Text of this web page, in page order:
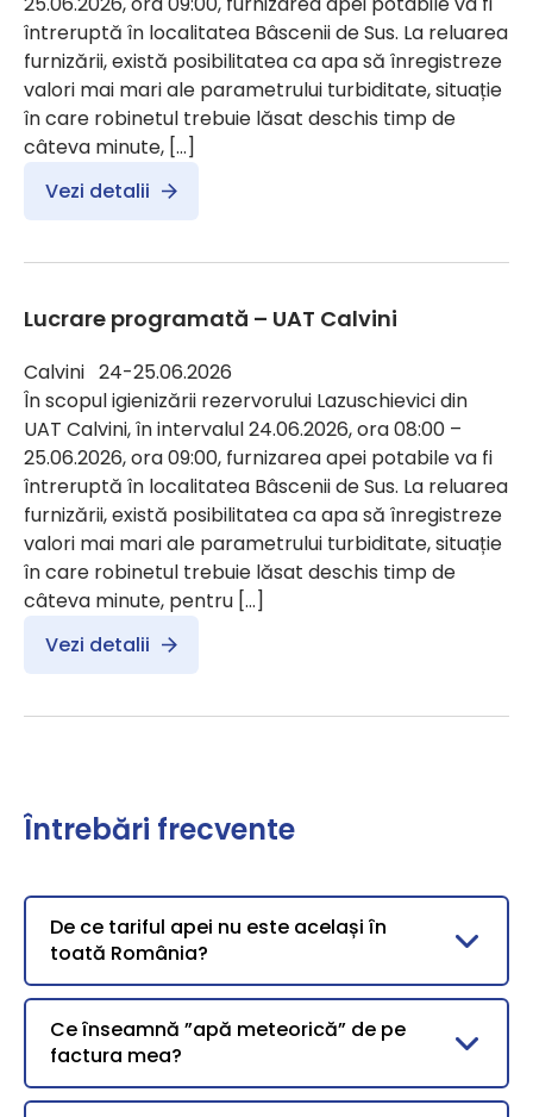
întreruptă în localitatea Bâscenii de Sus. La reluarea
furnizării, există posibilitatea ca apa să înregistreze
valori mai mari ale parametrului turbiditate, situație
în care robinetul trebuie lăsat deschis timp de
câteva minute, […]
Vezi detalii
Lucrare programată – UAT Calvini
Calvini 24-25.06.2026
În scopul igienizării rezervorului Lazuschievici din
UAT Calvini, în intervalul 24.06.2026, ora 08:00 –
25.06.2026, ora 09:00, furnizarea apei potabile va fi
întreruptă în localitatea Bâscenii de Sus. La reluarea
furnizării, există posibilitatea ca apa să înregistreze
valori mai mari ale parametrului turbiditate, situație
în care robinetul trebuie lăsat deschis timp de
câteva minute, pentru […]
Vezi detalii
Întrebări frecvente
De ce tariful apei nu este același în
toată România?
Ce înseamnă ”apă meteorică” de pe
factura mea?